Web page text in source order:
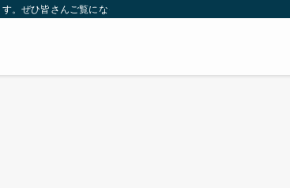
。ぜひ皆さんご覧になっていってください。